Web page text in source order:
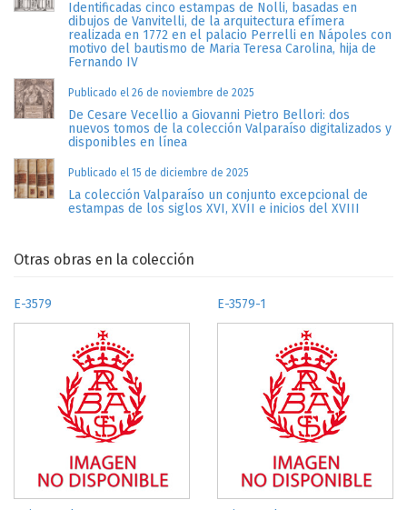
Identificadas cinco estampas de Nolli, basadas en
dibujos de Vanvitelli, de la arquitectura efímera
realizada en 1772 en el palacio Perrelli en Nápoles con
motivo del bautismo de Maria Teresa Carolina, hija de
Fernando IV
Publicado el 26 de noviembre de 2025
De Cesare Vecellio a Giovanni Pietro Bellori: dos
nuevos tomos de la colección Valparaíso digitalizados y
disponibles en línea
Publicado el 15 de diciembre de 2025
La colección Valparaíso un conjunto excepcional de
estampas de los siglos XVI, XVII e inicios del XVIII
Otras obras en la colección
E-3579 E-3579-1